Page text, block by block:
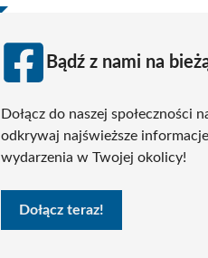
Bądź z nami na
Dołącz do naszej społeczności
odkrywaj najświeższe
wydarzenia w Twojej okolicy!
Dołącz teraz!